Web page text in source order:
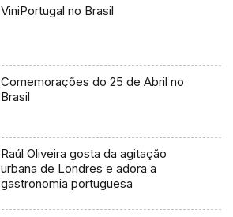
ViniPortugal no Brasil
Comemorações do 25 de Abril no
Brasil
Raúl Oliveira gosta da agitação
urbana de Londres e adora a
gastronomia portuguesa